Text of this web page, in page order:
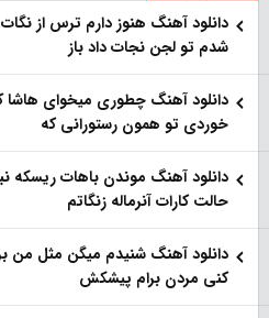
دانلود آهنگ هنو‌ز دارم ترس از
شدم تو لجن نجات داد باز
دانلود آهنگ چطوری میخوای
خوردی تو همون رستورانی که
دانلود آهنگ موندن باهات ریسکه
حالت کارات آنرماله زنگاتم
دانلود آهنگ شنیدم میگن مثل من
کنی مردن برام پیشکش